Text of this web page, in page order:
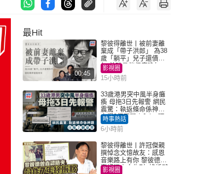
最Hit
00:45
黎彼得離世丨被前妻離
棄成「帶子洪郎」 為38
歲「躺平」兒子還債多
年 曾盼尋伴侶度晚年
影視圈
15小時前
33歲港男突中風半身癱
瘓 母拖3日先報警 網民
震驚：執返條命係神蹟
自爆2個惡習｜Juicy叮
時事熱話
6小時前
黎彼得離世丨許冠傑親
撰悼念文憶故友：感恩
音樂路上有你 黎彼德曾
直認唔夾合作7年終拆夥
影視圈